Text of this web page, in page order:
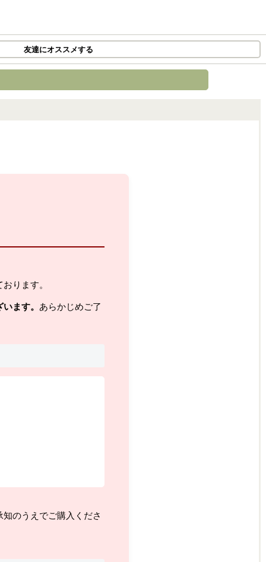
友達にオススメする
ります。
ます。 あらかじめご了
のうえでご購入くださ